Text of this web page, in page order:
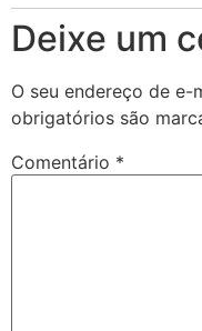
Deixe um
O seu endereço de e-
obrigatórios são
Comentário *